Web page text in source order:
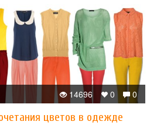
0
0
14696
цветов в одежде